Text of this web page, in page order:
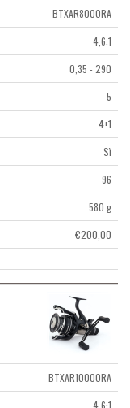
BTXAR8000RA
4,6:1
0,35 - 290
5
4+1
Sì
96
580 g
€200,00
BTXAR10000RA
4,6:1